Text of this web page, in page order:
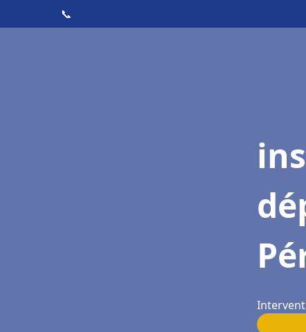
📞